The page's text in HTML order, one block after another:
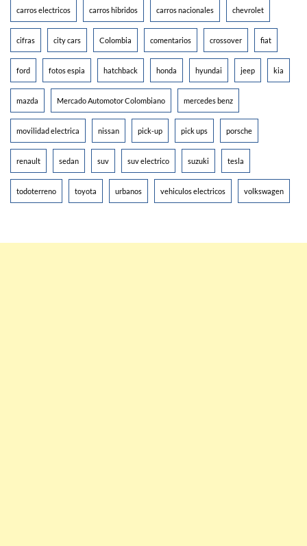
carros electricos carros hibridos carros nacionales chevrolet
cifras city cars Colombia comentarios crossover fiat
ford fotos espia hatchback honda hyundai jeep kia
mazda Mercado Automotor Colombiano mercedes benz
movilidad electrica nissan pick-up pick ups porsche
renault sedan suv suv electrico suzuki tesla
todoterreno toyota urbanos vehiculos electricos volkswagen